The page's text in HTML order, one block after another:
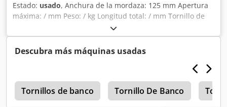
Estado: usado, Anchura de la mordaza: 125 mm Apertura
máxima: / mm Peso: / kg Longitud total: / mm Tornillo de
máquina Allmatic, tensor de alta presión HD 125 - Sin llave
para el tornillo de máquina. Chjdpfxozmy S Dj Acyja
Descubra más máquinas usadas
Tornillos de banco Tornillo De Banco